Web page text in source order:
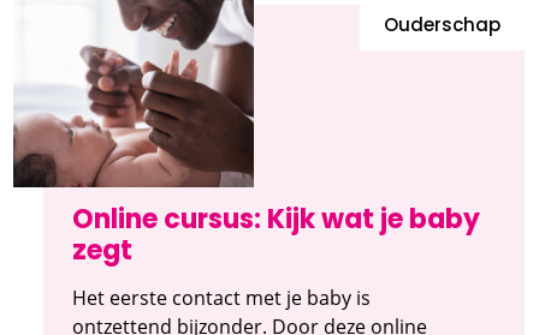
Online cursus: Kijk wat je baby
zegt
Ouderschap
Het eerste contact met je baby is
ontzettend bijzonder. Door deze online